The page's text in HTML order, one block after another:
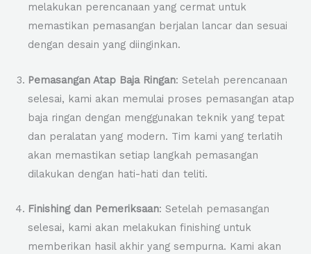
melakukan perencanaan yang cermat untuk
memastikan pemasangan berjalan lancar dan sesuai
dengan desain yang diinginkan.
Pemasangan Atap Baja Ringan: Setelah perencanaan
selesai, kami akan memulai proses pemasangan atap
baja ringan dengan menggunakan teknik yang tepat
dan peralatan yang modern. Tim kami yang terlatih
akan memastikan setiap langkah pemasangan
dilakukan dengan hati-hati dan teliti.
Finishing dan Pemeriksaan: Setelah pemasangan
selesai, kami akan melakukan finishing untuk
memberikan hasil akhir yang sempurna. Kami akan